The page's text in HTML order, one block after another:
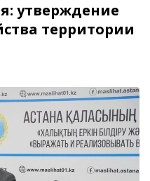
утверждение
территории